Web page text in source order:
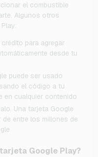
el combustible
Algunos otros
para agregar
desde tu
puede ser usado
el código a tu
en cualquier contenido
Una tarjeta Google
de entre los millones de
Google Play?